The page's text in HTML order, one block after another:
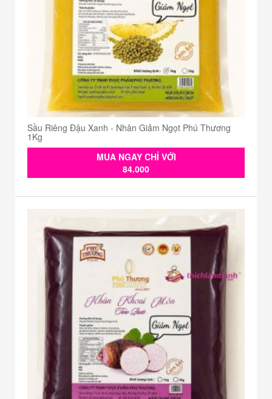
Sầu Riêng Đậu Xanh - Nhân Giảm Ngọt Phú Thương
1Kg
MUA NGAY CHỈ VỚI
84.000